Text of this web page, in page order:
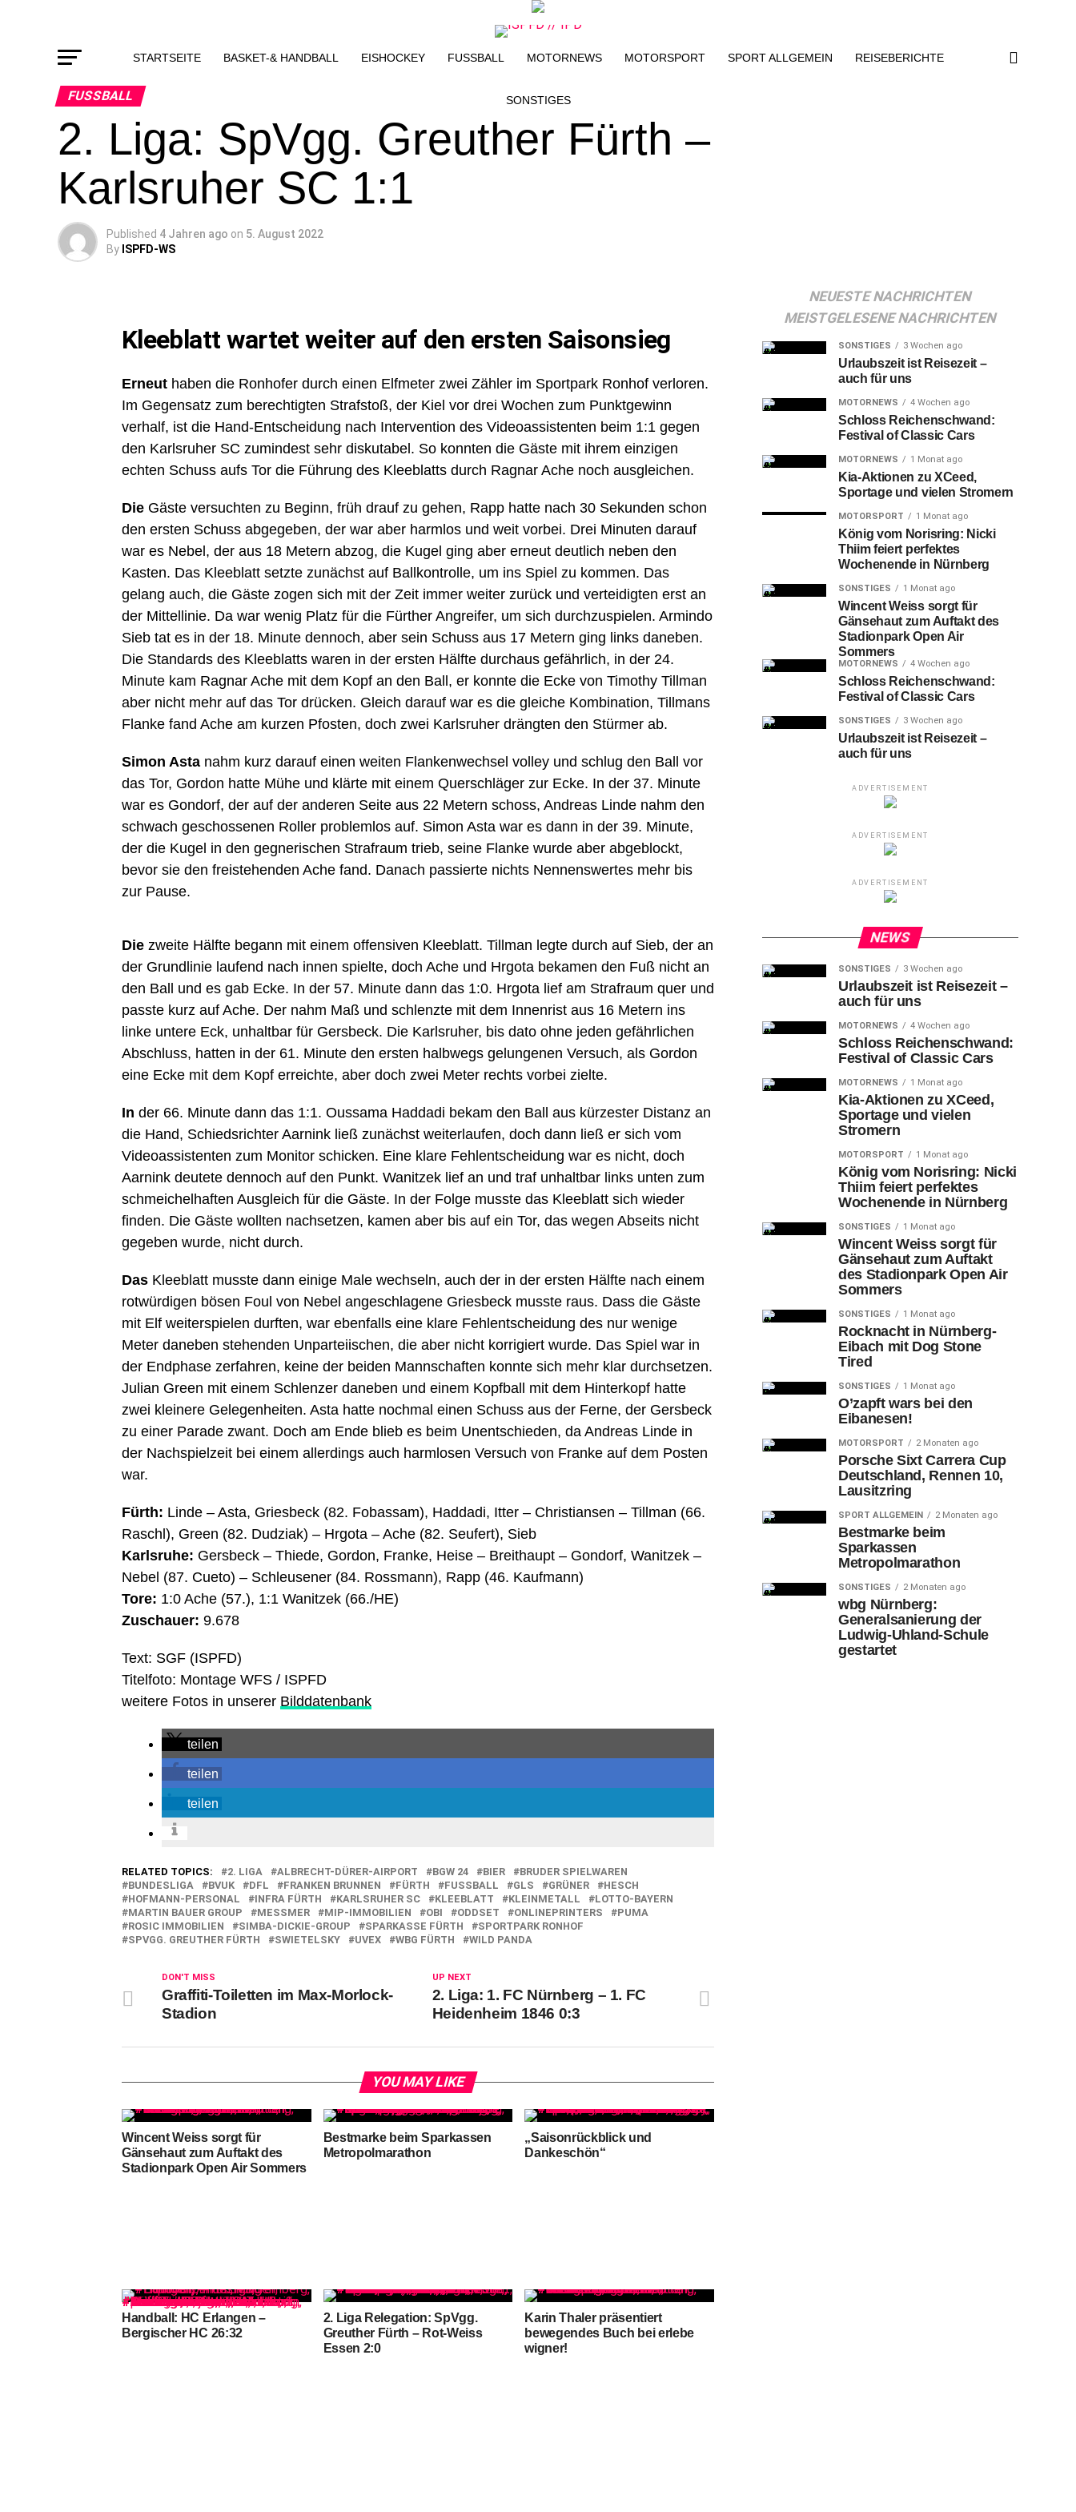
STARTSEITE BASKET-& HANDBALL EISHOCKEY FUSSBALL MOTORNEWS MOTORSPORT SPORT ALLGEMEIN REISEBERICHTE
SONSTIGES
FUSSBALL
2. Liga: SpVgg. Greuther Fürth –
Karlsruher SC 1:1
Published 4 Jahren ago on 5. August 2022
By ISPFD-WS
Kleeblatt wartet weiter auf den ersten Saisonsieg
Erneut haben die Ronhofer durch einen Elfmeter zwei Zähler im Sportpark Ronhof verloren.
Im Gegensatz zum berechtigten Strafstoß, der Kiel vor drei Wochen zum Punktgewinn
verhalf, ist die Hand-Entscheidung nach Intervention des Videoassistenten beim 1:1 gegen
den Karlsruher SC zumindest sehr diskutabel. So konnten die Gäste mit ihrem einzigen
echten Schuss aufs Tor die Führung des Kleeblatts durch Ragnar Ache noch ausgleichen.
Die Gäste versuchten zu Beginn, früh drauf zu gehen, Rapp hatte nach 30 Sekunden schon
den ersten Schuss abgegeben, der war aber harmlos und weit vorbei. Drei Minuten darauf
war es Nebel, der aus 18 Metern abzog, die Kugel ging aber erneut deutlich neben den
Kasten. Das Kleeblatt setzte zunächst auf Ballkontrolle, um ins Spiel zu kommen. Das
gelang auch, die Gäste zogen sich mit der Zeit immer weiter zurück und verteidigten erst an
der Mittellinie. Da war wenig Platz für die Fürther Angreifer, um sich durchzuspielen. Armindo
Sieb tat es in der 18. Minute dennoch, aber sein Schuss aus 17 Metern ging links daneben.
Die Standards des Kleeblatts waren in der ersten Hälfte durchaus gefährlich, in der 24.
Minute kam Ragnar Ache mit dem Kopf an den Ball, er konnte die Ecke von Timothy Tillman
aber nicht mehr auf das Tor drücken. Gleich darauf war es die gleiche Kombination, Tillmans
Flanke fand Ache am kurzen Pfosten, doch zwei Karlsruher drängten den Stürmer ab.
Simon Asta nahm kurz darauf einen weiten Flankenwechsel volley und schlug den Ball vor
das Tor, Gordon hatte Mühe und klärte mit einem Querschläger zur Ecke. In der 37. Minute
war es Gondorf, der auf der anderen Seite aus 22 Metern schoss, Andreas Linde nahm den
schwach geschossenen Roller problemlos auf. Simon Asta war es dann in der 39. Minute,
der die Kugel in den gegnerischen Strafraum trieb, seine Flanke wurde aber abgeblockt,
bevor sie den freistehenden Ache fand. Danach passierte nichts Nennenswertes mehr bis
zur Pause.
Die zweite Hälfte begann mit einem offensiven Kleeblatt. Tillman legte durch auf Sieb, der an
der Grundlinie laufend nach innen spielte, doch Ache und Hrgota bekamen den Fuß nicht an
den Ball und es gab Ecke. In der 57. Minute dann das 1:0. Hrgota lief am Strafraum quer und
passte kurz auf Ache. Der nahm Maß und schlenzte mit dem Innenrist aus 16 Metern ins
linke untere Eck, unhaltbar für Gersbeck. Die Karlsruher, bis dato ohne jeden gefährlichen
Abschluss, hatten in der 61. Minute den ersten halbwegs gelungenen Versuch, als Gordon
eine Ecke mit dem Kopf erreichte, aber doch zwei Meter rechts vorbei zielte.
In der 66. Minute dann das 1:1. Oussama Haddadi bekam den Ball aus kürzester Distanz an
die Hand, Schiedsrichter Aarnink ließ zunächst weiterlaufen, doch dann ließ er sich vom
Videoassistenten zum Monitor schicken. Eine klare Fehlentscheidung war es nicht, doch
Aarnink deutete dennoch auf den Punkt. Wanitzek lief an und traf unhaltbar links unten zum
schmeichelhaften Ausgleich für die Gäste. In der Folge musste das Kleeblatt sich wieder
finden. Die Gäste wollten nachsetzen, kamen aber bis auf ein Tor, das wegen Abseits nicht
gegeben wurde, nicht durch.
Das Kleeblatt musste dann einige Male wechseln, auch der in der ersten Hälfte nach einem
rotwürdigen bösen Foul von Nebel angeschlagene Griesbeck musste raus. Dass die Gäste
mit Elf weiterspielen durften, war ebenfalls eine klare Fehlentscheidung des nur wenige
Meter daneben stehenden Unparteiischen, die aber nicht korrigiert wurde. Das Spiel war in
der Endphase zerfahren, keine der beiden Mannschaften konnte sich mehr klar durchsetzen.
Julian Green mit einem Schlenzer daneben und einem Kopfball mit dem Hinterkopf hatte
zwei kleinere Gelegenheiten. Asta hatte nochmal einen Schuss aus der Ferne, der Gersbeck
zu einer Parade zwant. Doch am Ende blieb es beim Unentschieden, da Andreas Linde in
der Nachspielzeit bei einem allerdings auch harmlosen Versuch von Franke auf dem Posten
war.
Fürth: Linde – Asta, Griesbeck (82. Fobassam), Haddadi, Itter – Christiansen – Tillman (66.
Raschl), Green (82. Dudziak) – Hrgota – Ache (82. Seufert), Sieb
Karlsruhe: Gersbeck – Thiede, Gordon, Franke, Heise – Breithaupt – Gondorf, Wanitzek –
Nebel (87. Cueto) – Schleusener (84. Rossmann), Rapp (46. Kaufmann)
Tore: 1:0 Ache (57.), 1:1 Wanitzek (66./HE)
Zuschauer: 9.678
Text: SGF (ISPFD)
Titelfoto: Montage WFS / ISPFD
weitere Fotos in unserer Bilddatenbank
teilen
teilen
teilen
RELATED TOPICS: 2. LIGA ALBRECHT-DÜRER-AIRPORT BGW 24 BIER
BRUDER SPIELWAREN
BUNDESLIGA
BVUK DFL FRANKEN BRUNNEN FÜRTH FUSSBALL GLS GRÜNER
HESCH
HOFMANN-PERSONAL
INFRA FÜRTH KARLSRUHER SC KLEEBLATT KLEINMETALL
LOTTO-BAYERN
MARTIN BAUER GROUP
MESSMER MIP-IMMOBILIEN OBI ODDSET ONLINEPRINTERS
PUMA
ROSIC IMMOBILIEN
SIMBA-DICKIE-GROUP SPARKASSE FÜRTH
SPORTPARK RONHOF
SPVGG. GREUTHER FÜRTH
SWIETELSKY UVEX WBG FÜRTH WILD PANDA
UP NEXT
2. Liga: 1. FC Nürnberg – 1. FC
Heidenheim 1846 0:3
DON'T MISS
Graffiti-Toiletten im Max-Morlock-
Stadion
YOU MAY LIKE
Wincent Weiss sorgt für
Gänsehaut zum Auftakt des
Stadionpark Open Air Sommers
Bestmarke beim Sparkassen
Metropolmarathon
„Saisonrückblick und
Dankeschön“
Handball: HC Erlangen –
Bergischer HC 26:32
2. Liga Relegation: SpVgg.
Greuther Fürth – Rot-Weiss
Essen 2:0
Karin Thaler präsentiert
bewegendes Buch bei erlebe
wigner!
NEUESTE NACHRICHTEN
MEISTGELESENE NACHRICHTEN
SONSTIGES 3 Wochen ago
Urlaubszeit ist Reisezeit –
auch für uns
MOTORNEWS 4 Wochen ago
Schloss Reichenschwand:
Festival of Classic Cars
MOTORNEWS 1 Monat ago
Kia-Aktionen zu XCeed,
Sportage und vielen Stromern
MOTORSPORT 1 Monat ago
König vom Norisring: Nicki
Thiim feiert perfektes
Wochenende in Nürnberg
SONSTIGES 1 Monat ago
Wincent Weiss sorgt für
Gänsehaut zum Auftakt des
Stadionpark Open Air
Sommers
MOTORNEWS 4 Wochen ago
Schloss Reichenschwand:
Festival of Classic Cars
SONSTIGES 3 Wochen ago
Urlaubszeit ist Reisezeit –
auch für uns
ADVERTISEMENT
ADVERTISEMENT
ADVERTISEMENT
NEWS
SONSTIGES 3 Wochen ago
Urlaubszeit ist Reisezeit –
auch für uns
MOTORNEWS 4 Wochen ago
Schloss Reichenschwand:
Festival of Classic Cars
MOTORNEWS 1 Monat ago
Kia-Aktionen zu XCeed,
Sportage und vielen
Stromern
MOTORSPORT 1 Monat ago
König vom Norisring: Nicki
Thiim feiert perfektes
Wochenende in Nürnberg
SONSTIGES 1 Monat ago
Wincent Weiss sorgt für
Gänsehaut zum Auftakt
des Stadionpark Open Air
Sommers
SONSTIGES 1 Monat ago
Rocknacht in Nürnberg-
Eibach mit Dog Stone
Tired
SONSTIGES 1 Monat ago
O’zapft wars bei den
Eibanesen!
MOTORSPORT 2 Monaten ago
Porsche Sixt Carrera Cup
Deutschland, Rennen 10,
Lausitzring
SPORT ALLGEMEIN 2 Monaten ago
Bestmarke beim
Sparkassen
Metropolmarathon
SONSTIGES 2 Monaten ago
wbg Nürnberg:
Generalsanierung der
Ludwig-Uhland-Schule
gestartet